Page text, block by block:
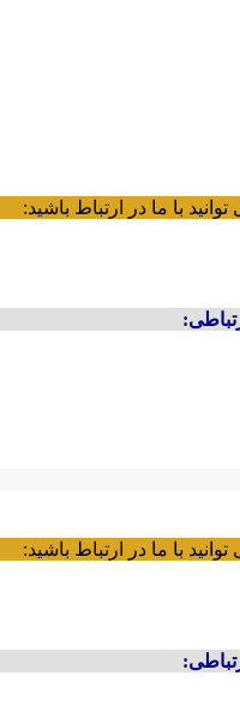
با ما در ارتباط باشید:
با ما در ارتباط باشید: